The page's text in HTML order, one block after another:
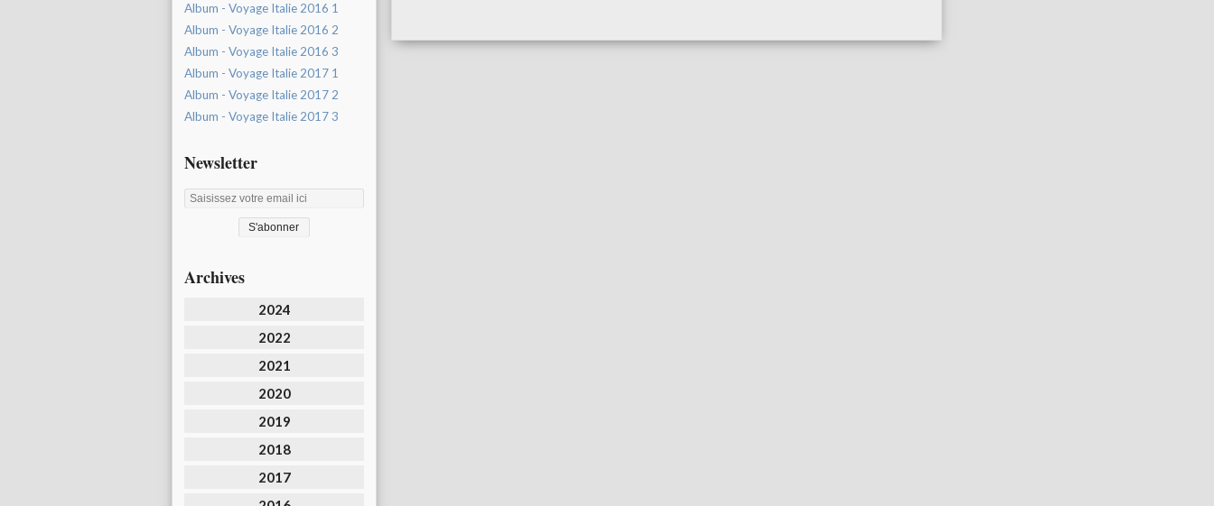
Album - Voyage Italie 2016 1
Album - Voyage Italie 2016 2
Album - Voyage Italie 2016 3
Album - Voyage Italie 2017 1
Album - Voyage Italie 2017 2
Album - Voyage Italie 2017 3
Newsletter
Archives
2024
2022
2021
2020
2019
2018
2017